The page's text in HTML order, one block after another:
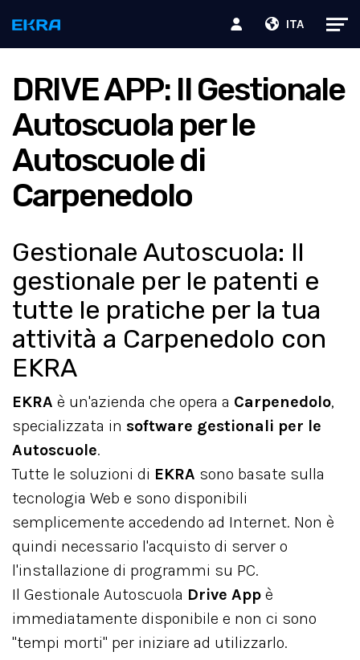
ITA
DRIVE APP: Il Gestionale
Autoscuola per le
Autoscuole di
Carpenedolo
Gestionale Autoscuola: Il
gestionale per le patenti e
tutte le pratiche per la tua
attività a Carpenedolo con
EKRA
EKRA è un'azienda che opera a Carpenedolo,
specializzata in software gestionali per le
Autoscuole.
Tutte le soluzioni di EKRA sono basate sulla
tecnologia Web e sono disponibili
semplicemente accedendo ad Internet. Non è
quindi necessario l'acquisto di server o
l'installazione di programmi su PC.
Il Gestionale Autoscuola Drive App è
immediatamente disponibile e non ci sono
"tempi morti" per iniziare ad utilizzarlo.